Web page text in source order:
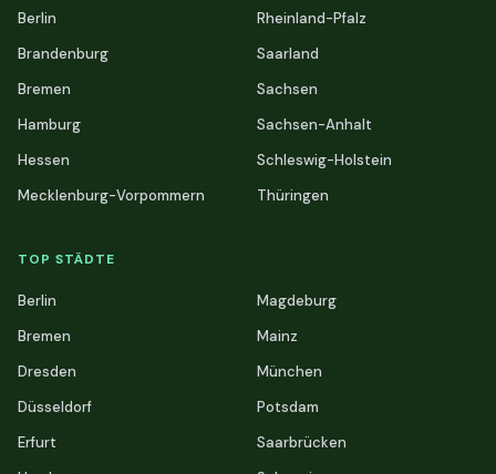
Berlin
Brandenburg
Bremen
Hamburg
Hessen
Mecklenburg-Vorpommern
Rheinland-Pfalz
Saarland
Sachsen
Sachsen-Anhalt
Schleswig-Holstein
Thüringen
TOP STÄDTE
Berlin
Bremen
Dresden
Düsseldorf
Erfurt
Magdeburg
Mainz
München
Potsdam
Saarbrücken